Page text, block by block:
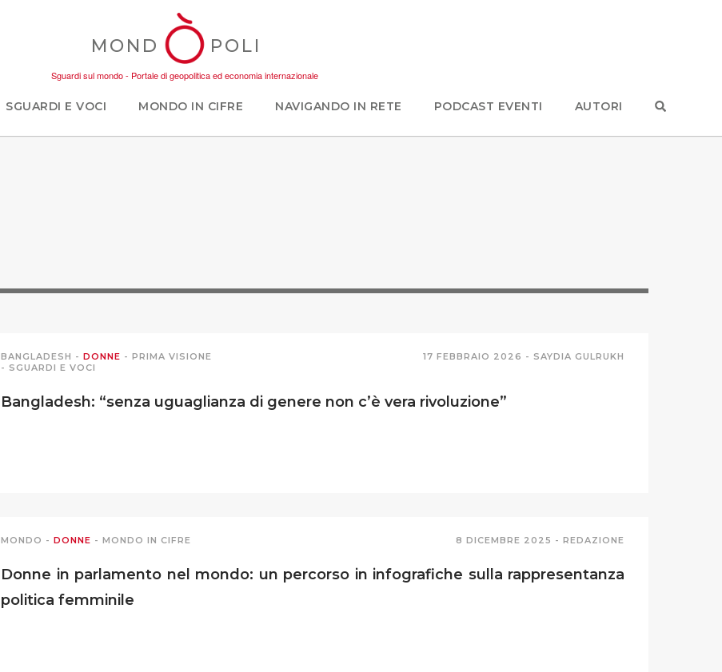
MOND POLI
Sguardi sul mondo - Portale di geopolitica ed economia internazionale
SGUARDI E VOCI MONDO IN CIFRE NAVIGANDO IN RETE PODCAST EVENTI AUTORI
BANGLADESH - DONNE - PRIMA VISIONE
- SGUARDI E VOCI
17 FEBBRAIO 2026 - SAYDIA GULRUKH
Bangladesh: “senza uguaglianza di genere non c’è vera rivoluzione”
MONDO - DONNE - MONDO IN CIFRE 8 DICEMBRE 2025 - REDAZIONE
Donne in parlamento nel mondo: un percorso in infografiche sulla rappresentanza
politica femminile